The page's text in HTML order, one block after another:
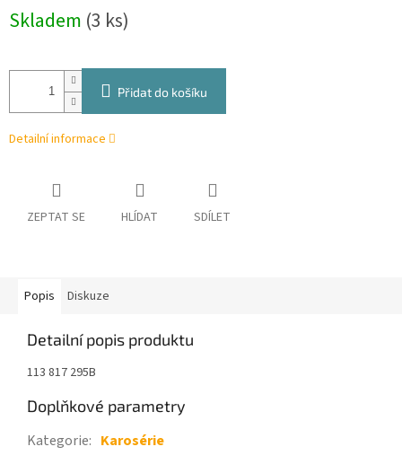
cena:
Skladem (3 ks)
Přidat do košíku
Detailní informace
ZEPTAT SE HLÍDAT SDÍLET
Popis Diskuze
Detailní popis produktu
113 817 295B
Doplňkové parametry
Kategorie: Karosérie